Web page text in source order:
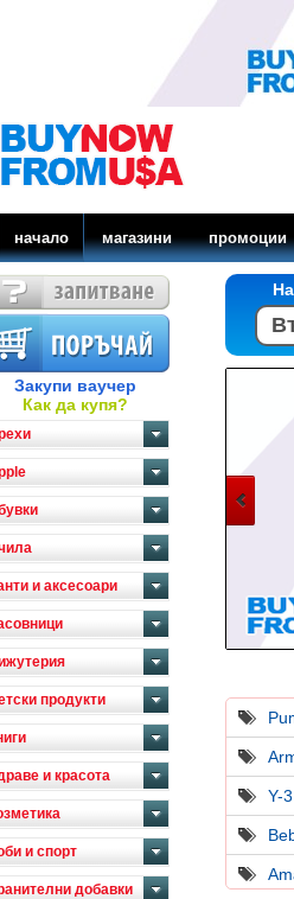
начало магазини промоции
Закупи ваучер
Как да купя?
и аксесоари
продукти
и красота
и спорт
добавки
Y-